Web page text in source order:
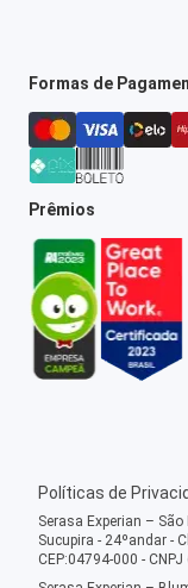
Formas de
Prêmios
Políticas de
Serasa Experian –
Sucupira - 24ºandar -
CEP:04794-000 -